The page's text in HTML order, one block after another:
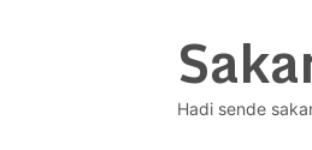
Hadi sende